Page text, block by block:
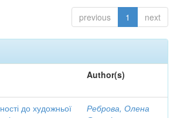
previous 1 next
Author(s)
до художньої
Реброва, Олена